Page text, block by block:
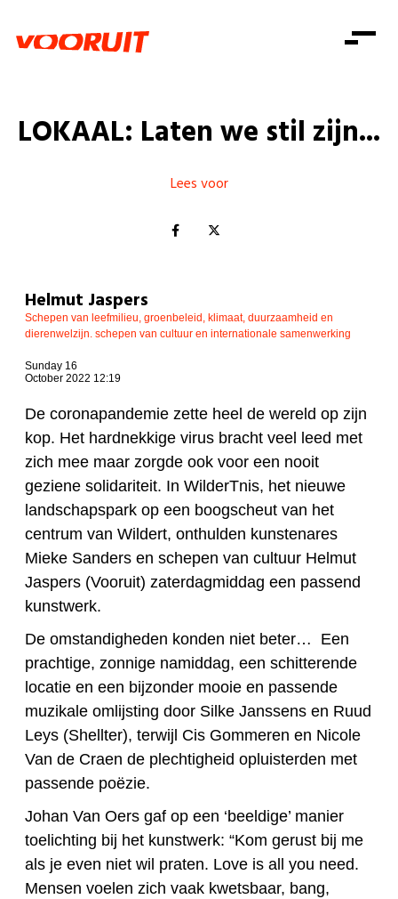
Zorg
Gelijke kansen
Kinderen en jongeren
Onze mensen
Standpunten
Doe mee
Doe mee
Mis niets
Login
Login
LOKAAL: Laten we stil zijn...
Lees voor
Helmut Jaspers
Schepen van leefmilieu, groenbeleid, klimaat, duurzaamheid en
dierenwelzijn. schepen van cultuur en internationale samenwerking
Sunday 16
October 2022 12:19
De coronapandemie zette heel de wereld op zijn
kop. Het hardnekkige virus bracht veel leed met
zich mee maar zorgde ook voor een nooit
geziene solidariteit. In WilderTnis, het nieuwe
landschapspark op een boogscheut van het
centrum van Wildert, onthulden kunstenares
Mieke Sanders en schepen van cultuur Helmut
Jaspers (Vooruit) zaterdagmiddag een passend
kunstwerk.
De omstandigheden konden niet beter… Een
prachtige, zonnige namiddag, een schitterende
locatie en een bijzonder mooie en passende
muzikale omlijsting door Silke Janssens en Ruud
Leys (Shellter), terwijl Cis Gommeren en Nicole
Van de Craen de plechtigheid opluisterden met
passende poëzie.
Johan Van Oers gaf op een ‘beeldige’ manier
toelichting bij het kunstwerk: “Kom gerust bij me
als je even niet wil praten. Love is all you need.
Mensen voelen zich vaak kwetsbaar, bang,